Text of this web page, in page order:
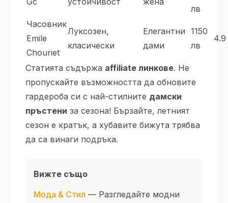
лв
Часовник
Emile
Chouriet
Луксозен,
класически
Елегантни
дами
1150
лв
4.9
Статията съдържа affiliate линкове. Не
пропускайте възможността да обновите
гардероба си с най-стилните дамски
пръстени за сезона! Бързайте, летният
сезон е кратък, а хубавите бижута трябва
да са винаги подръка.
Вижте също
Мода & Стил — Разгледайте модни